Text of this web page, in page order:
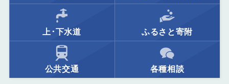
上･下水道 ふるさと寄附
公共交通 各種相談